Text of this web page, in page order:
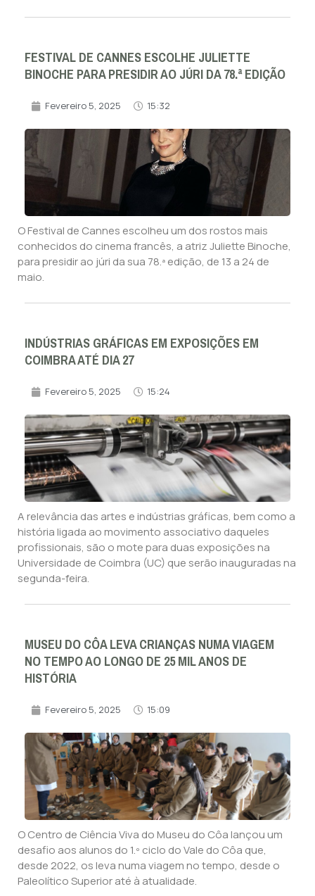
FESTIVAL DE CANNES ESCOLHE JULIETTE
BINOCHE PARA PRESIDIR AO JÚRI DA 78.ª EDIÇÃO
Fevereiro 5, 2025 15:32
O Festival de Cannes escolheu um dos rostos mais
conhecidos do cinema francês, a atriz Juliette Binoche,
para presidir ao júri da sua 78.ª edição, de 13 a 24 de
maio.
INDÚSTRIAS GRÁFICAS EM EXPOSIÇÕES EM
COIMBRA ATÉ DIA 27
Fevereiro 5, 2025 15:24
A relevância das artes e indústrias gráficas, bem como a
história ligada ao movimento associativo daqueles
profissionais, são o mote para duas exposições na
Universidade de Coimbra (UC) que serão inauguradas na
segunda-feira.
MUSEU DO CÔA LEVA CRIANÇAS NUMA VIAGEM
NO TEMPO AO LONGO DE 25 MIL ANOS DE
HISTÓRIA
Fevereiro 5, 2025 15:09
O Centro de Ciência Viva do Museu do Côa lançou um
desafio aos alunos do 1.º ciclo do Vale do Côa que,
desde 2022, os leva numa viagem no tempo, desde o
Paleolítico Superior até à atualidade.